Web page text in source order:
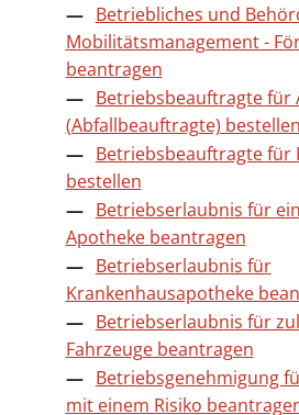
Betriebliches und
Mobilitätsmanagement -
beantragen
Betriebsbeauftragte für
(Abfallbeauftragte) bestellen
Betriebsbeauftragte für
bestellen
Betriebserlaubnis für
Apotheke beantragen
Betriebserlaubnis für
Krankenhausapotheke
Betriebserlaubnis für
Fahrzeuge beantragen
Betriebsgenehmigung
mit einem Risiko